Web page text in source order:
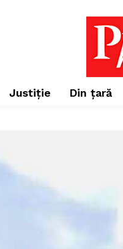
Justiție Din țară